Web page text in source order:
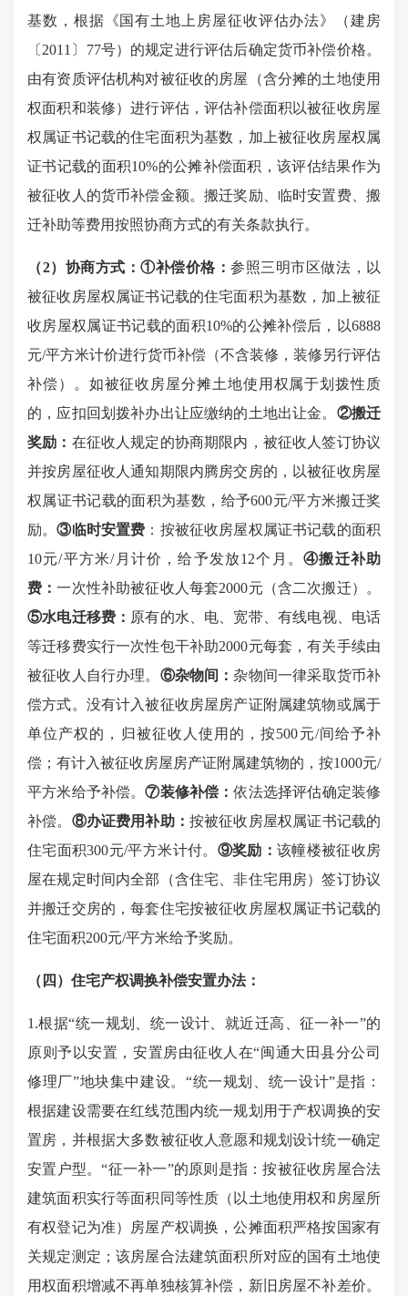
基数，根据《国有土地上房屋征收评估办法》（建房
〔 2011〕77号）的规定进行评估后确定货币补偿价格。
由有资质评估机构对被征收的房屋（含分摊的土地使用
权面积和装修）进行评估，评估补偿面积 以被征收房屋
权属证书记载的住宅面积为基数，加上被征收房屋权属
证书记载的面积10%的公摊补偿面积 ，该评估结果作为
被征收人的货币补偿金额。搬迁奖励、临时安置费、搬
迁补助等费用按照协商方式的有关条款执行。
（2）协商方式：①补偿价格：参照三明市区做法， 以
被征收房屋权属证书记载的住宅面积为基数，加上被征
收房屋权属证书记载的面积10%的公摊补偿后，以6888
元/平方米计价进行货币补偿（不含装修，装修另行评估
补偿）。如被征收房屋分摊土地使用权属于划拨性质
的，应扣回划拨补办出让应缴纳的土地出让金。 ②搬迁
奖励： 在征收人规定的协商期限内，被征收人签订协议
并按房屋征收人通知期限内腾房交房的，以被征收房屋
权属证书记载的面积为基数，给予600元/平方米搬迁奖
励。③临时安置费 ：按被征收房屋权属证书记载的面积
10元/平方米/月计价，给予发放12个月。④搬迁补助
费：一次性补助被征收人每套2000元（含二次搬迁）
。
⑤水电迁移费： 原有的水、电、宽带、有线电视、电话
等迁移费实行一次性包干补助2000元每套，有关手续由
被征收人自行办理。 ⑥杂物间：杂物间一律采取货币补
偿方式。没有计入被征收房屋房产证附属建筑物或属于
单位产权的，归被征收人使用的，按500元/间给予补
偿；有计入被征收房屋房产证附属建筑物的，按1000元/
平方米给予补偿。⑦装修补偿：依法选择评估确定装修
补偿。 ⑧办证费用补助： 按被征收房屋权属证书记载的
住宅面积300元/平方米计付。 ⑨奖励： 该幢楼被征收房
屋在规定时间内全部（含住宅、非住宅用房）签订协议
并搬迁交房的，每套住宅按被征收房屋权属证书记载的
住宅面积200元/平方米给予奖励。
（四）住宅产权调换补偿安置办法：
1.根据“统一规划、统一设计、就近迁高、征一补一”的
原则予以安置，安置房由征收人在“闽通大田县分公司
修理厂”地块集中建设。“统一规划、统一设计”是指：
根据建设需要在红线范围内统一规划用于产权调换的安
置房，并根据大多数被征收人意愿和规划设计统一确定
安置户型。“征一补一”的原则是指：按被征收房屋合法
建筑面积实行等面积同等性质（以土地使用权和房屋所
有权登记为准）房屋产权调换，公摊面积严格按国家有
关规定测定；该房屋合法建筑面积所对应的国有土地使
用权面积增减不再单独核算补偿，新旧房屋不补差价。